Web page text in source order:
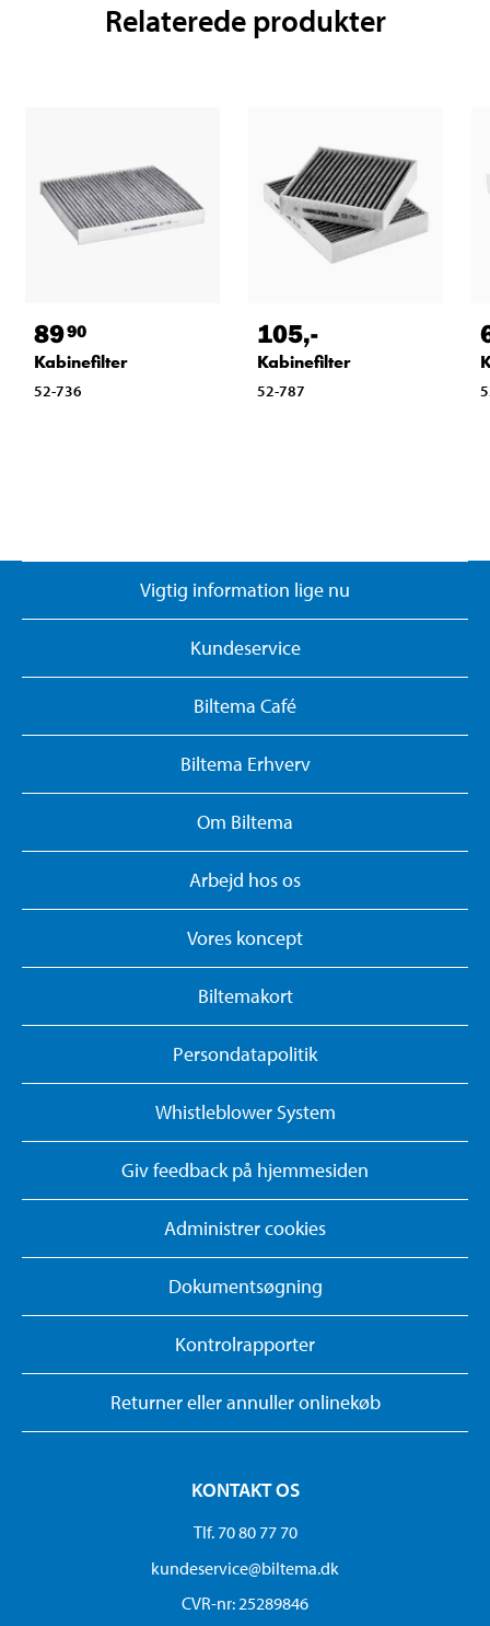
Relaterede produkter
8990
Kabinefilter
52-736
105,-
Kabinefilter
52-787
Vigtig information lige nu
Kundeservice
Biltema Café
Biltema Erhverv
Om Biltema
Arbejd hos os
Vores koncept
Biltemakort
Persondatapolitik
Whistleblower System
Giv feedback på hjemmesiden
Administrer cookies
Dokumentsøgning
Kontrolrapporter
Returner eller annuller onlinekøb
KONTAKT OS
Tlf. 70 80 77 70
kundeservice@biltema.dk
CVR-nr: 25289846